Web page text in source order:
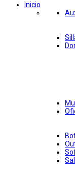
Inicio